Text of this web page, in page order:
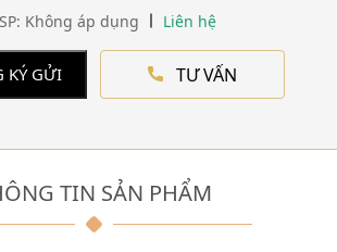
Không áp dụng Liên hệ
KÝ GỬI TƯ VẤN
TIN SẢN PHẨM